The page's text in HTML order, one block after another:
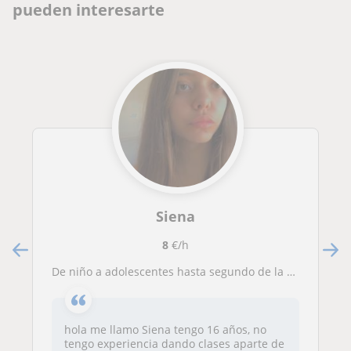
pueden interesarte
Siena
8€/h
De niño a adolescentes hasta segundo de la ESO
hola me llamo Siena tengo 16 años, no
tengo experiencia dando clases aparte de